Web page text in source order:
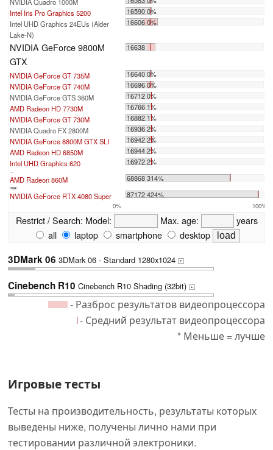
Intel Iris Pro Graphics 5200
16590 0%
Intel UHD Graphics 24EUs (Alder
Lake-N)
16606 0%
NVIDIA GeForce 9800M
GTX
16638
NVIDIA GeForce GT 735M
16640 0%
NVIDIA GeForce GT 740M
16696 0%
NVIDIA GeForce GTS 360M
16712 0%
AMD Radeon HD 7730M
16766 1%
NVIDIA GeForce GT 730M
16882 1%
NVIDIA Quadro FX 2800M
16936 2%
NVIDIA GeForce 8800M GTX SLI
16942 2%
AMD Radeon HD 6850M
16944 2%
Intel UHD Graphics 620
16972 2%
...
AMD Radeon 860M 68868 314%
max:
NVIDIA GeForce RTX 4080 Super 87172 424%
0% 100%
Restrict / Search: Model: Max. age:
years
all
laptop smartphone desktop
3DMark 06 3DMark 06 - Standard 1280x1024 +
Cinebench R10 Cinebench R10 Shading (32bit) +
- Разброс результатов видеопроцессора
- Средний результат видеопроцессора
* Меньше = лучше
Игровые тесты
Тесты на производительность, результаты которых
выведены ниже, получены лично нами при
тестировании различной электроники.